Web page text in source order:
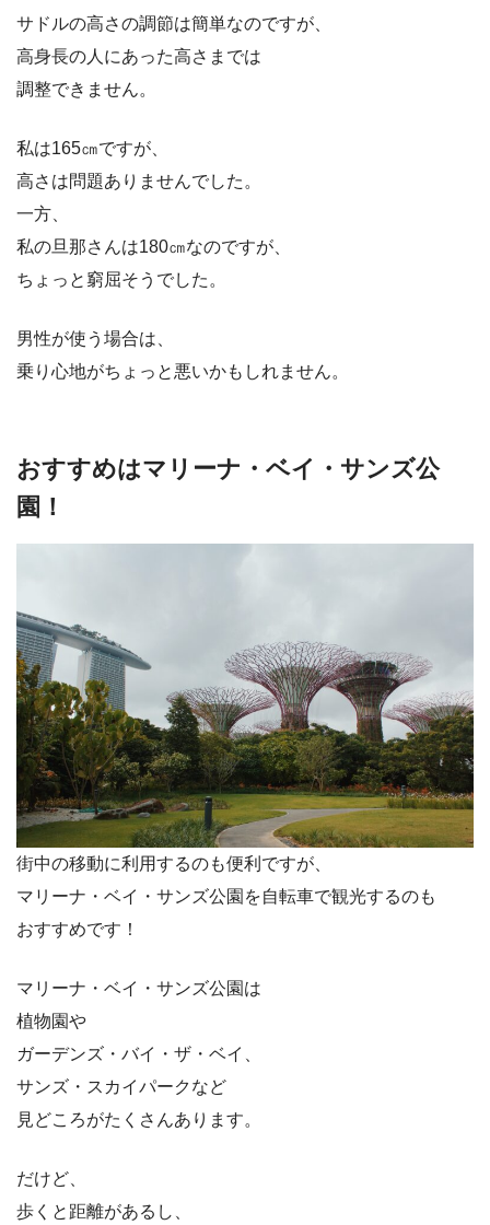
サドルの高さの調節は簡単なのですが、
高身長の人にあった高さまでは
調整できません。
私は165㎝ですが、
高さは問題ありませんでした。
一方、
私の旦那さんは180㎝なのですが、
ちょっと窮屈そうでした。
男性が使う場合は、
乗り心地がちょっと悪いかもしれません。
おすすめはマリーナ・ベイ・サンズ公
園！
街中の移動に利用するのも便利ですが、
マリーナ・ベイ・サンズ公園を自転車で観光するのも
おすすめです！
マリーナ・ベイ・サンズ公園は
植物園や
ガーデンズ・バイ・ザ・ベイ、
サンズ・スカイパークなど
見どころがたくさんあります。
だけど、
歩くと距離があるし、